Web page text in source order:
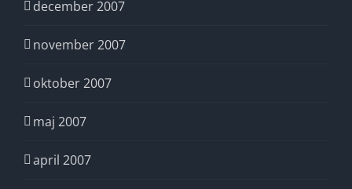
december 2007
november 2007
oktober 2007
maj 2007
april 2007